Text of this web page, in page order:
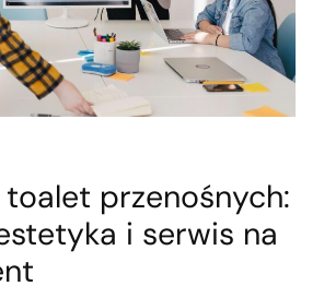
przenośnych:
i serwis na